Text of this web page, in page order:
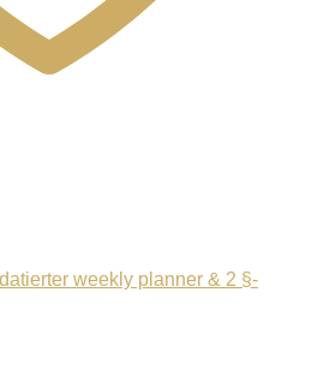
weekly planner & 2 §-